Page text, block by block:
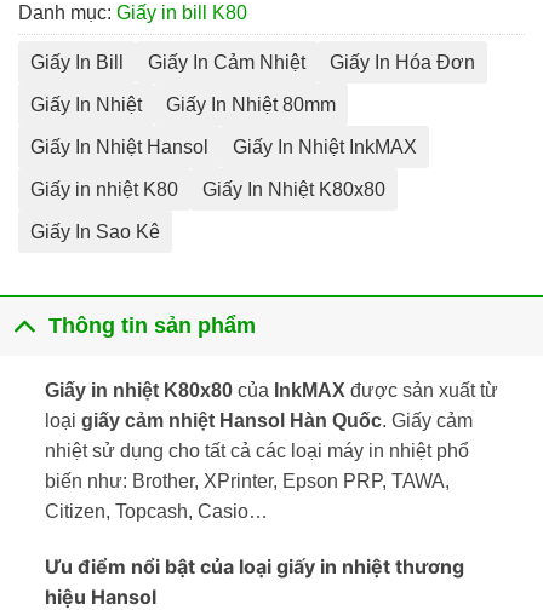
Danh mục: Giấy in bill K80
Giấy In Bill Giấy In Cảm Nhiệt Giấy In Hóa Đơn
Giấy In Nhiệt Giấy In Nhiệt 80mm
Giấy In Nhiệt Hansol Giấy In Nhiệt InkMAX
Giấy in nhiệt K80 Giấy In Nhiệt K80x80
Giấy In Sao Kê
Thông tin sản phẩm
Giấy in nhiệt K80x80 của InkMAX được sản xuất từ
loại giấy cảm nhiệt Hansol Hàn Quốc. Giấy cảm
nhiệt sử dụng cho tất cả các loại máy in nhiệt phổ
biến như: Brother, XPrinter, Epson PRP, TAWA,
Citizen, Topcash, Casio…
Ưu điểm nổi bật của loại giấy in nhiệt thương
hiệu Hansol